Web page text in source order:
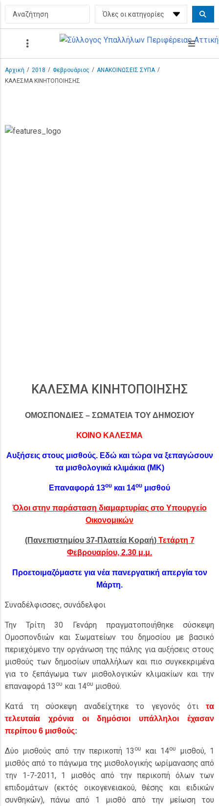
Αρχική / 2018 / Φεβρουάριος / ΑΝΑΚΟΙΝΩΣΕΙΣ ΣΥΠΑ /
ΚΑΛΕΣΜΑ ΚΙΝΗΤΟΠΟΙΗΣΗΣ
ΚΑΛΕΣΜΑ ΚΙΝΗΤΟΠΟΙΗΣΗΣ
ΟΜΟΣΠΟΝΔΙΕΣ – ΣΩΜΑΤΕΙΑ ΤΟΥ ΔΗΜΟΣΙΟΥ
ΚΟΙΝΟ ΚΑΛΕΣΜΑ
Αυξήσεις στους μισθούς. Εδώ και τώρα να ξεπαγώσουν
τα μισθολογικά κλιμάκια (ΜΚ)
Επαναφορά 13ου και 14ου μισθού
Όλοι στην παράσταση διαμαρτυρίας στο Υπουργείο
Οικονομικών
(Πανεπιστημίου 37-Πλατεία Κοραή) Τετάρτη 7
Φεβρουαρίου, 2.30 μ.μ.
Προετοιμαζόμαστε για νέα πανεργατική απεργία τον
Μάρτη.
Συναδέλφισσες, συνάδελφοι
Την Τρίτη 30 Γενάρη πραγματοποιήθηκε σύσκεψη
Ομοσπονδιών και Σωματείων του δημοσίου με βασικό
περιεχόμενο την οργάνωση της πάλης για αυξήσεις στους
μισθούς των δημοσίων υπαλλήλων και πιο συγκεκριμένα
για το ξεπάγωμα των μισθολογικών κλιμακίων και την
επαναφορά 13 ου και 14ου μισθού.
Κατά τη σύσκεψη αναδείχτηκε το γεγονός ότι τα
τελευταία χρόνια οι δημόσιοι υπάλληλοι έχασαν
περίπου 6 μισθούς:
Δύο μισθούς από την περικοπή 13 ου και 14ου
μισθού, 1
μισθός από το πάγωμα της μισθολογικής ωρίμανασης από
την 1-7-2011, 1 μισθός από την περικοπή όλων των
επιδομάτων (εκτός οικογενειακού, θέσης και ειδικών
συνθηκών), πάνω από 1 μισθό από την μείωση του